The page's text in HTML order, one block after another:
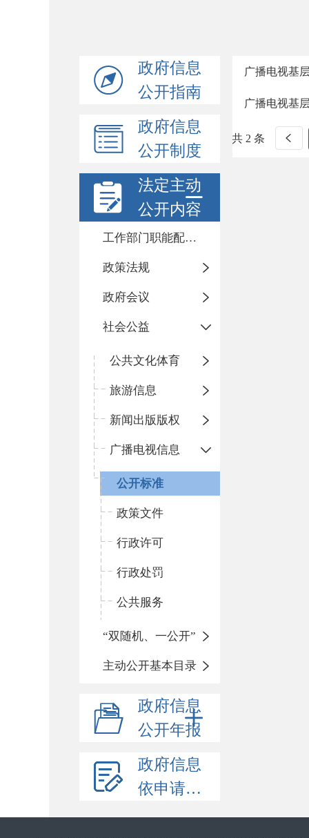
政府信息
公开指南
政府信息
公开制度
法定主动
公开内容
工作部门职能配置及内设机构
政策法规
政府会议
社会公益
公共文化体育
旅游信息
新闻出版版权
广播电视信息
公开标准
政策文件
行政许可
行政处罚
公共服务
“双随机、一公开”
主动公开基本目录
政府信息
公开年报
政府信息
依申请公开
广播电视基
广播电视基
共 2 条